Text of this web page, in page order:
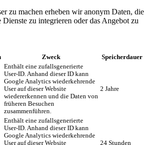
zu machen erheben wir anonym Daten, die
Dienste zu integrieren oder das Angebot zu
Zweck Speicherdauer
Enthält eine zufallsgenerierte
User-ID. Anhand dieser ID kann
Google Analytics wiederkehrende
User auf dieser Website
wiedererkennen und die Daten von
früheren Besuchen
zusammenführen.
2 Jahre
Enthält eine zufallsgenerierte
User-ID. Anhand dieser ID kann
Google Analytics wiederkehrende
User auf dieser Website
24 Stunden